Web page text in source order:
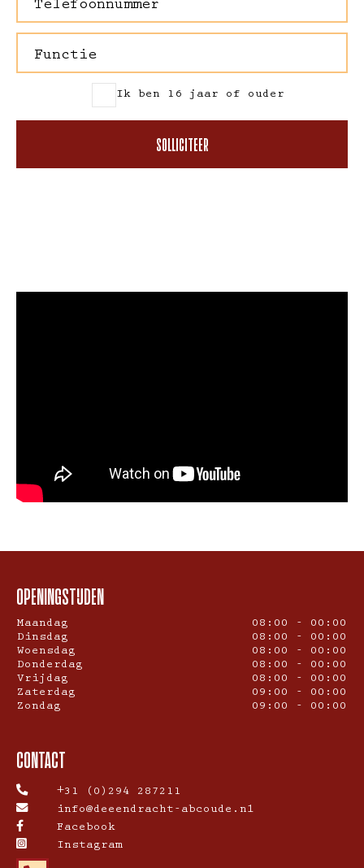
Ik ben 16 jaar of ouder
SOLLICITEER
OPENINGSTIJDEN
Maandag
08:00 - 00:00
Dinsdag
08:00 - 00:00
Woensdag
08:00 - 00:00
Donderdag
08:00 - 00:00
Vrijdag
08:00 - 00:00
Zaterdag
09:00 - 00:00
Zondag
09:00 - 00:00
CONTACT
+31 (0)294 287211
info@deeendracht-abcoude.nl
Facebook
Instagram